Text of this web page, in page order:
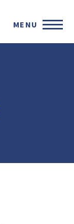
MENU